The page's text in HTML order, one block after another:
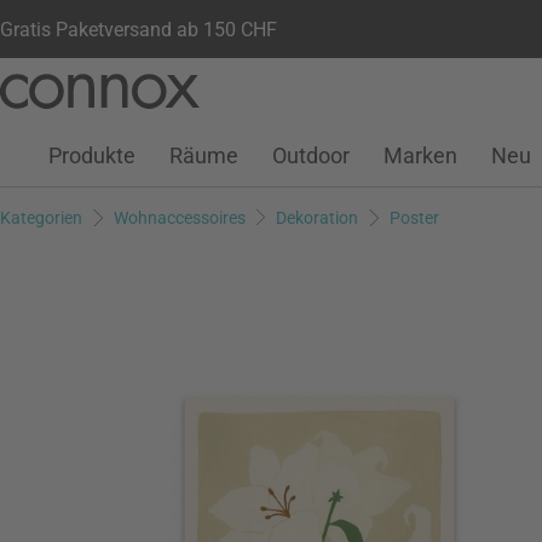
Gratis Paketversand ab 150 CHF
Seiteninhalt
Suchfeld
Kundenkonto
Wunschliste
Warenkorb
Produkte Räume Outdoor Marken Neu
Kategorien Wohnaccessoires Dekoration Poster